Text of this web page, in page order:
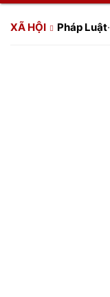
XÃ HỘI Pháp Luật·